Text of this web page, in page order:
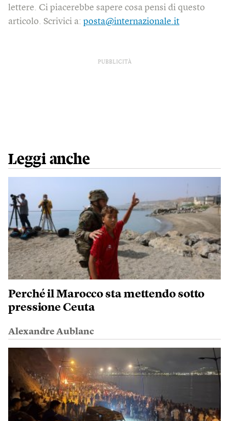
lettere. Ci piacerebbe sapere cosa pensi di questo
articolo. Scrivici a: posta@internazionale.it
PUBBLICITÀ
Leggi anche
Perché il Marocco sta mettendo sotto
pressione Ceuta
Alexandre Aublanc